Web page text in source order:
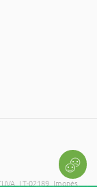
LT-02189, Įmonės